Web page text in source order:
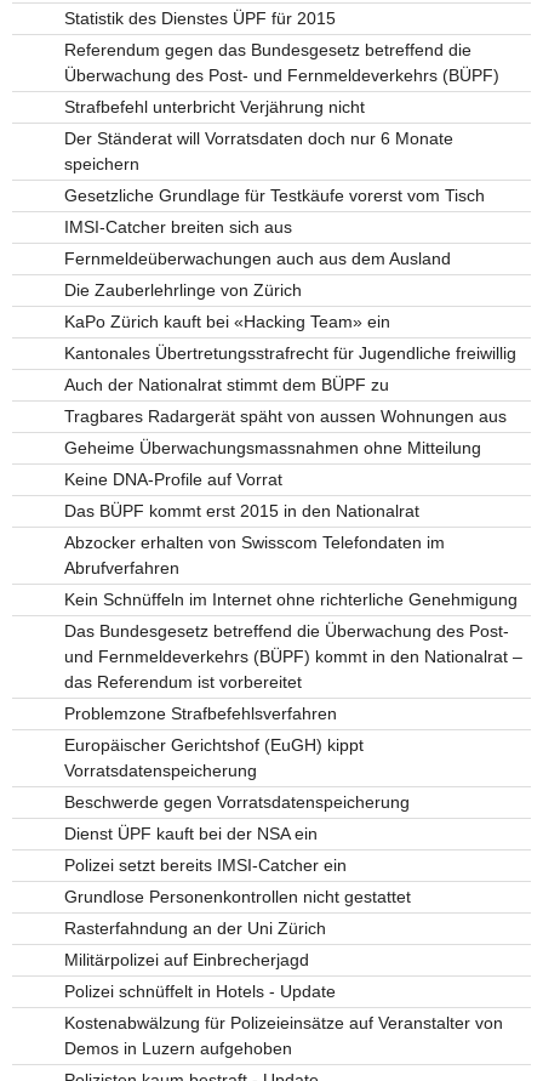
Statistik des Dienstes ÜPF für 2015
Referendum gegen das Bundesgesetz betreffend die
Überwachung des Post- und Fernmeldeverkehrs (BÜPF)
Strafbefehl unterbricht Verjährung nicht
Der Ständerat will Vorratsdaten doch nur 6 Monate
speichern
Gesetzliche Grundlage für Testkäufe vorerst vom Tisch
IMSI-Catcher breiten sich aus
Fernmeldeüberwachungen auch aus dem Ausland
Die Zauberlehrlinge von Zürich
KaPo Zürich kauft bei «Hacking Team» ein
Kantonales Übertretungsstrafrecht für Jugendliche freiwillig
Auch der Nationalrat stimmt dem BÜPF zu
Tragbares Radargerät späht von aussen Wohnungen aus
Geheime Überwachungsmassnahmen ohne Mitteilung
Keine DNA-Profile auf Vorrat
Das BÜPF kommt erst 2015 in den Nationalrat
Abzocker erhalten von Swisscom Telefondaten im
Abrufverfahren
Kein Schnüffeln im Internet ohne richterliche Genehmigung
Das Bundesgesetz betreffend die Überwachung des Post-
und Fernmeldeverkehrs (BÜPF) kommt in den Nationalrat –
das Referendum ist vorbereitet
Problemzone Strafbefehlsverfahren
Europäischer Gerichtshof (EuGH) kippt
Vorratsdatenspeicherung
Beschwerde gegen Vorratsdatenspeicherung
Dienst ÜPF kauft bei der NSA ein
Polizei setzt bereits IMSI-Catcher ein
Grundlose Personenkontrollen nicht gestattet
Rasterfahndung an der Uni Zürich
Militärpolizei auf Einbrecherjagd
Polizei schnüffelt in Hotels - Update
Kostenabwälzung für Polizeieinsätze auf Veranstalter von
Demos in Luzern aufgehoben